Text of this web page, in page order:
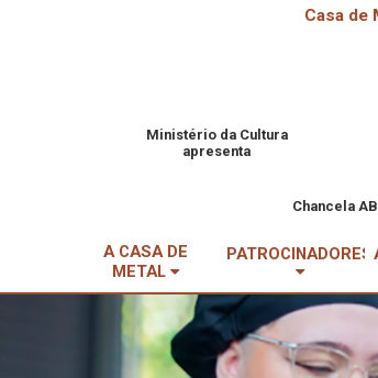
Casa de
Ministério da Cultura
apresenta
Chancela
A CASA DE
METAL
PATROCINADORES